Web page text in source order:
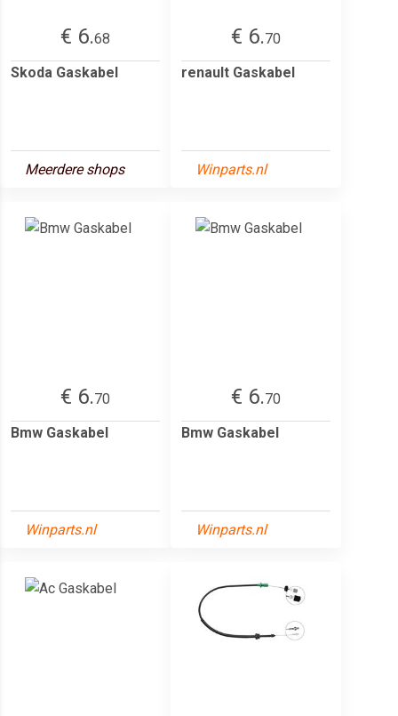
€ 6.68
Skoda Gaskabel
Meerdere shops
€ 6.70
renault Gaskabel
Winparts.nl
€ 6.70
Bmw Gaskabel
Winparts.nl
€ 6.70
Bmw Gaskabel
Winparts.nl